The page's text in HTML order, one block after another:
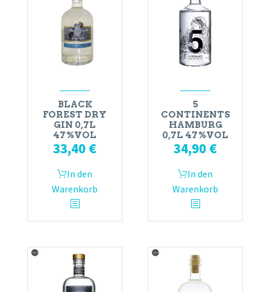
BLACK
FOREST DRY
GIN 0,7L
47%VOL
33,40 €
In den
Warenkorb
5
CONTINENTS
HAMBURG
0,7L 47%VOL
34,90 €
In den
Warenkorb